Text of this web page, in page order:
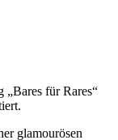
„Bares für Rares“
glamourösen